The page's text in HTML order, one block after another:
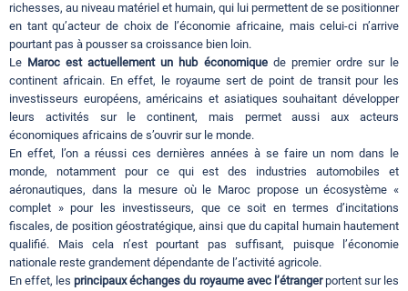
richesses, au niveau matériel et humain, qui lui permettent de se positionner
en tant qu’acteur de choix de l’économie africaine, mais celui-ci n’arrive
pourtant pas à pousser sa croissance bien loin.
Le Maroc est actuellement un hub économique de premier ordre sur le
continent africain. En effet, le royaume sert de point de transit pour les
investisseurs européens, américains et asiatiques souhaitant développer
leurs activités sur le continent, mais permet aussi aux acteurs
économiques africains de s’ouvrir sur le monde.
En effet, l’on a réussi ces dernières années à se faire un nom dans le
monde, notamment pour ce qui est des industries automobiles et
aéronautiques, dans la mesure où le Maroc propose un écosystème «
complet » pour les investisseurs, que ce soit en termes d’incitations
fiscales, de position géostratégique, ainsi que du capital humain hautement
qualifié. Mais cela n’est pourtant pas suffisant, puisque l’économie
nationale reste grandement dépendante de l’activité agricole.
En effet, lesprincipaux échanges du royaume avec l’étrangerportent sur les